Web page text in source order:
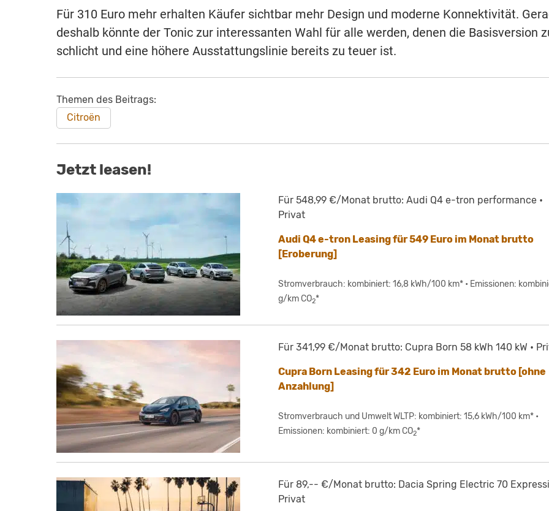
Für 310 Euro mehr erhalten Käufer sichtbar mehr Design und moderne Konnektivität.
deshalb könnte der Tonic zur interessanten Wahl für alle werden, denen die Basisversion
schlicht und eine höhere Ausstattungslinie bereits zu teuer ist.
Themen des Beitrags:
Citroën
Jetzt leasen!
Für 548,99 €/Monat brutto: Audi Q4 e-tron performance •
Privat
Audi Q4 e-tron Leasing für 549 Euro im Monat brutto
[Eroberung]
Stromverbrauch: kombiniert: 16,8 kWh/100 km* • Emissionen:
g/km CO2*
Für 341,99 €/Monat brutto: Cupra Born 58 kWh 140 kW •
Cupra Born Leasing für 342 Euro im Monat brutto [ohne
Anzahlung]
Stromverbrauch und Umwelt WLTP: kombiniert: 15,6 kWh/100 km* •
Emissionen: kombiniert: 0 g/km CO2*
Für 89,-- €/Monat brutto: Dacia Spring Electric 70
Privat